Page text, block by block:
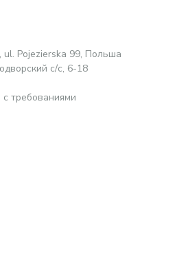
ul. Pojezierska 99, Польша
с/с, 6-18
с требованиями